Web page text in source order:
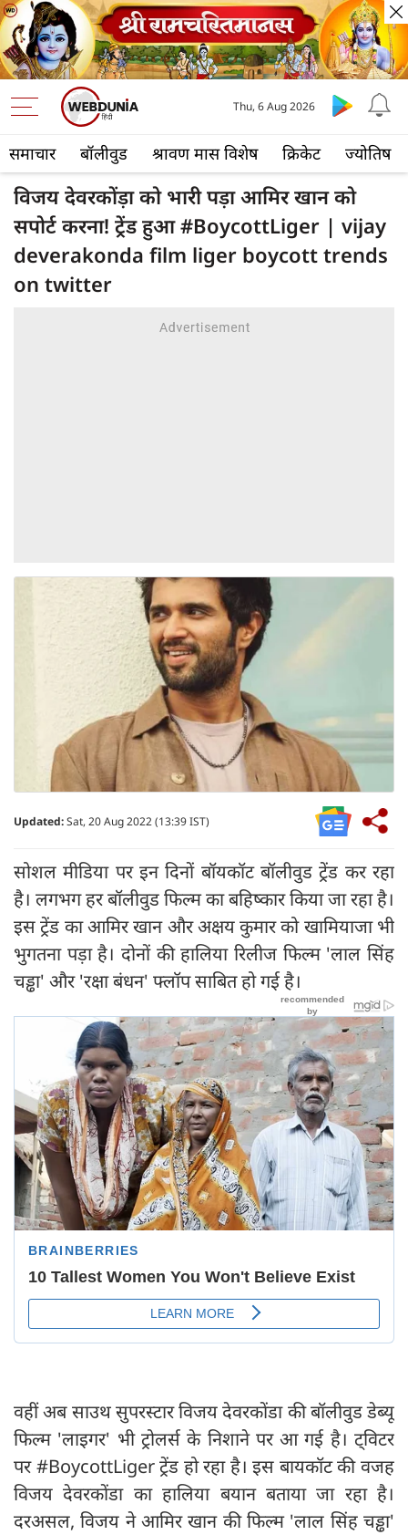
समाचार बॉलीवुड श्रावण मास विशेष क्रिकेट ज्योतिष
Thu, 6 Aug 2026
विजय देवरकोंड़ा को भारी पड़ा आमिर खान को
सपोर्ट करना! ट्रेंड हुआ #BoycottLiger | vijay
deverakonda film liger boycott trends
on twitter
Updated:Sat, 20 Aug 2022 (13:39 IST)
सोशल मीडिया पर इन दिनों बॉयकॉट बॉलीवुड ट्रेंड कर रहा
है। लगभग हर बॉलीवुड फिल्म का बहिष्कार किया जा रहा है।
इस ट्रेंड का आमिर खान और अक्षय कुमार को खामियाजा भी
भुगतना पड़ा है। दोनों की हालिया रिलीज फिल्म 'लाल सिंह
चड्ढा' और 'रक्षा बंधन' फ्लॉप साबित हो गई है।
वहीं अब साउथ सुपरस्टार विजय देवरकोंडा की बॉलीवुड डेब्यू
फिल्म 'लाइगर' भी ट्रोलर्स के निशाने पर आ गई है। ट्विटर
पर #BoycottLiger ट्रेंड हो रहा है। इस बायकॉट की वजह
विजय देवरकोंडा का हालिया बयान बताया जा रहा है।
दरअसल, विजय ने आमिर खान की फिल्म 'लाल‍ सिंह चड्ढा'